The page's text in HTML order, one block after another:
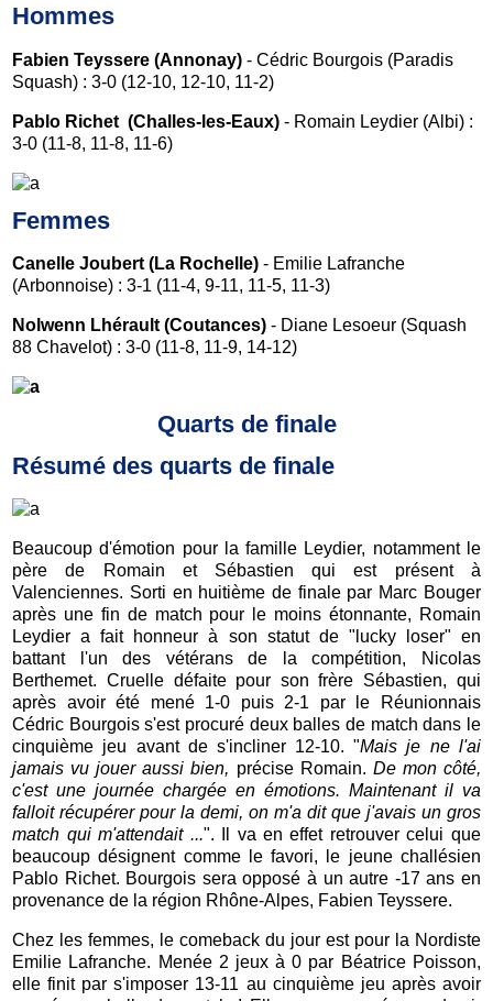
Hommes
Fabien Teyssere (Annonay) - Cédric Bourgois (Paradis
Squash) : 3-0 (12-10, 12-10, 11-2)
Pablo Richet (Challes-les-Eaux) - Romain Leydier (Albi) :
3-0 (11-8, 11-8, 11-6)
Femmes
Canelle Joubert (La Rochelle) - Emilie Lafranche
(Arbonnoise) : 3-1 (11-4, 9-11, 11-5, 11-3)
Nolwenn Lhérault (Coutances) - Diane Lesoeur (Squash
88 Chavelot) : 3-0 (11-8, 11-9, 14-12)
Quarts de finale
Résumé des quarts de finale
Beaucoup d'émotion pour la famille Leydier, notamment le
père de Romain et Sébastien qui est présent à
Valenciennes. Sorti en huitième de finale par Marc Bouger
après une fin de match pour le moins étonnante, Romain
Leydier a fait honneur à son statut de "lucky loser" en
battant l'un des vétérans de la compétition, Nicolas
Berthemet. Cruelle défaite pour son frère Sébastien, qui
après avoir été mené 1-0 puis 2-1 par le Réunionnais
Cédric Bourgois s'est procuré deux balles de match dans le
cinquième jeu avant de s'incliner 12-10. "Mais je ne l'ai
jamais vu jouer aussi bien, précise Romain. De mon côté,
c'est une journée chargée en émotions. Maintenant il va
falloit récupérer pour la demi, on m'a dit que j'avais un gros
match qui m'attendait ...". Il va en effet retrouver celui que
beaucoup désignent comme le favori, le jeune challésien
Pablo Richet. Bourgois sera opposé à un autre -17 ans en
provenance de la région Rhône-Alpes, Fabien Teyssere.
Chez les femmes, le comeback du jour est pour la Nordiste
Emilie Lafranche. Menée 2 jeux à 0 par Béatrice Poisson,
elle finit par s'imposer 13-11 au cinquième jeu après avoir